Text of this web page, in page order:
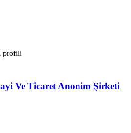
profili
Ve Ticaret Anonim Şirketi